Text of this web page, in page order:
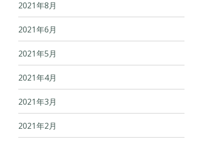
2021年8月
2021年6月
2021年5月
2021年4月
2021年3月
2021年2月